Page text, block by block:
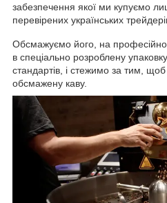
забезпечення якої ми купуємо
перевірених українських
Обсмажуємо його, на
в спеціально розроблену
стандартів, і стежимо за тим,
обсмажену каву.